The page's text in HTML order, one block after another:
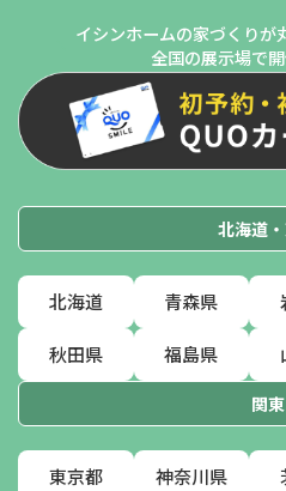
イシンホームの家づくりが
全国の展示場で
北海道
北海道 青森県
秋田県 福島県
関東
東京都 神奈川県